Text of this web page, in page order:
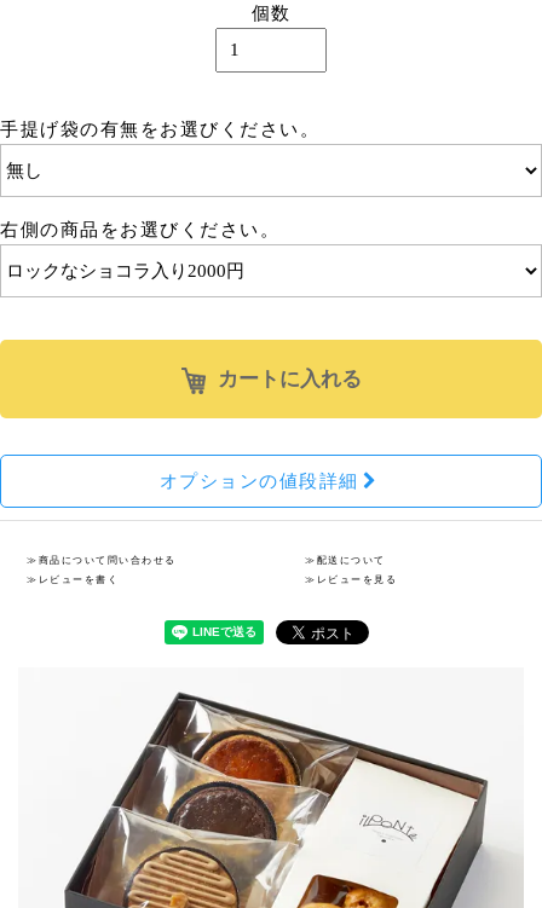
個数
手提げ袋の有無をお選びください。
右側の商品をお選びください。
カートに入れる
オプションの値段詳細
≫商品について問い合わせる
≫レビューを書く
≫配送について
≫レビューを見る